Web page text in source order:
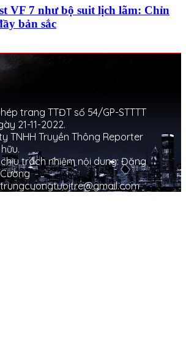
VF 7 như bộ suit lịch lãm: Chỉn
bản sắc
trang TTĐT số 54/GP-STTTT
21-11-2022.
TNHH Truyền Thông Reporter
trách nhiệm nội dung: Đặng
trungcuongtuoitre@gmail.com